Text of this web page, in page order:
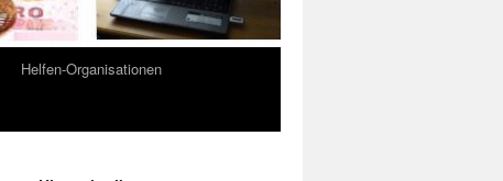
Helfen-Organisationen